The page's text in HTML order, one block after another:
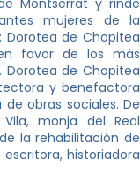
Montserrat y rinde
mujeres de la
de Chopitea
favor de los más
Dorotea de Chopitea
y benefactora
obras sociales. De
monja del Real
la rehabilitación de
historiadora